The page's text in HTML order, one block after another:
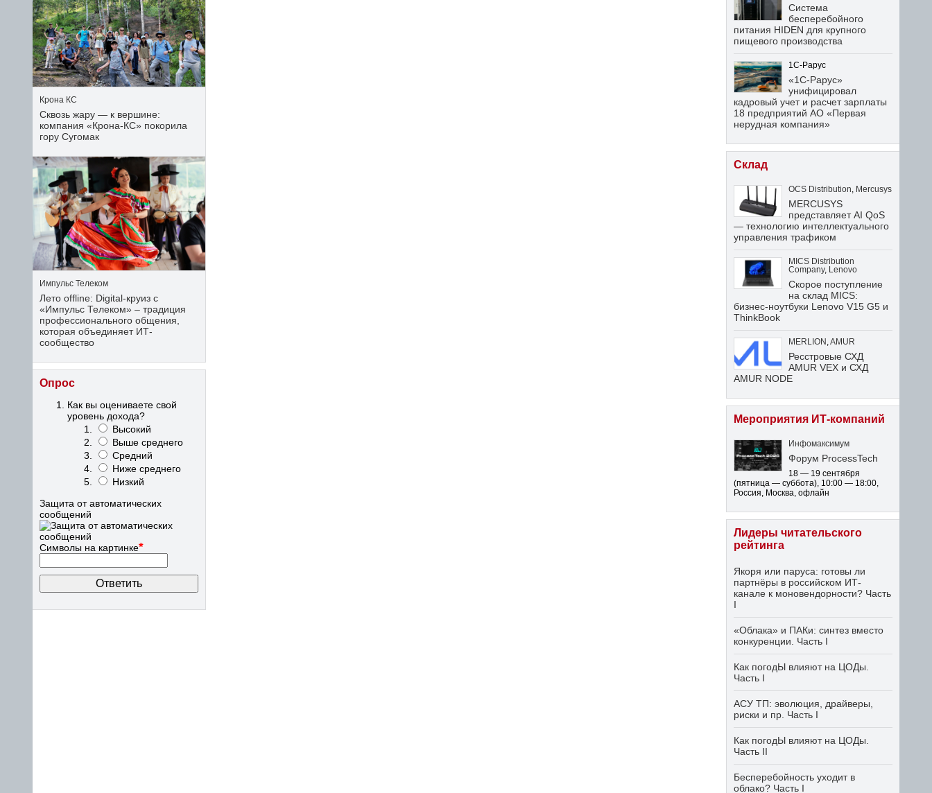
Крона КС
Сквозь жару — к вершине:
компания «Крона‑КС» покорила
гору Сугомак
Импульс Телеком
Лето offline: Digital-круиз с
«Импульс Телеком» – традиция
профессионального общения,
которая объединяет ИТ-
сообщество
Опрос
Как вы оцениваете свой
уровень дохода?
Высокий
Выше среднего
Средний
Ниже среднего
Низкий
Защита от автоматических
сообщений
Символы на картинке*
Система
бесперебойного
питания HIDEN для крупного
пищевого производства
1С-Рарус
«1С-Рарус»
унифицировал
кадровый учет и расчет зарплаты
18 предприятий АО «Первая
нерудная компания»
Склад
OCS Distribution Mercusys
MERCUSYS
представляет AI QoS
— технологию интеллектуального
управления трафиком
MICS Distribution
Company, Lenovo
Скорое поступление
на склад MICS:
бизнес-ноутбуки Lenovo V15 G5 и
ThinkBook
MERLION AMUR
Ресстровые СХД
AMUR VEX и СХД
AMUR NODE
Мероприятия ИТ-компаний
Инфомаксимум
Форум ProcessTech
18 — 19 сентября
(пятница — суббота), 10:00 — 18:00,
Россия, Москва, офлайн
Лидеры читательского
рейтинга
Якоря или паруса: готовы ли
партнёры в российском ИТ-
канале к моновендорности? Часть
I
«Облака» и ПАКи: синтез вместо
конкуренции. Часть I
Как погодЫ влияют на ЦОДы.
Часть I
АСУ ТП: эволюция, драйверы,
риски и пр. Часть I
Как погодЫ влияют на ЦОДы.
Часть II
Бесперебойность уходит в
облако? Часть I